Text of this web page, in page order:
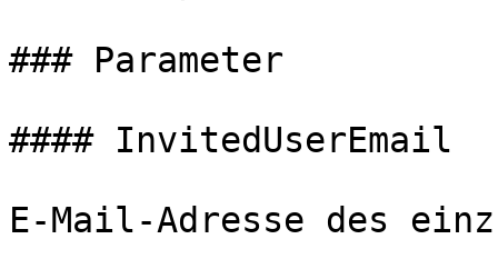
### Parameter
#### InvitedUserEmail
E-Mail-Adresse des